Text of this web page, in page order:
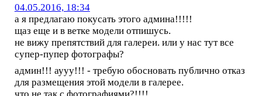
04.05.2016, 18:34
а я предлагаю покусать этого админа!!!!!
щаз еще и в ветке модели отпишусь.
не вижу препятствий для галереи. или у нас тут все
супер-пупер фотографы?
админ!!! аууу!!! - требую обосновать публично отказ
для размещения этой модели в галерее.